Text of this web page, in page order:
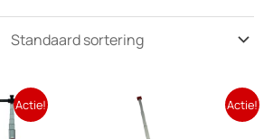
Actie! Actie!